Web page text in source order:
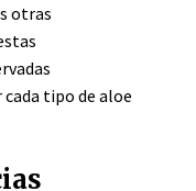
otras
tipo de aloe